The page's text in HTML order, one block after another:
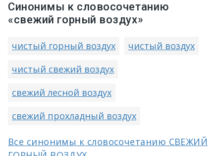
Синонимы к словосочетанию
«свежий горный воздух»
чистый горный воздух
чистый воздух
чистый свежий воздух
свежий лесной воздух
свежий прохладный воздух
Все синонимы к словосочетанию СВЕЖИЙ